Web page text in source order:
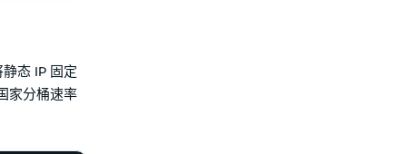
态 IP 固定
家分桶速率